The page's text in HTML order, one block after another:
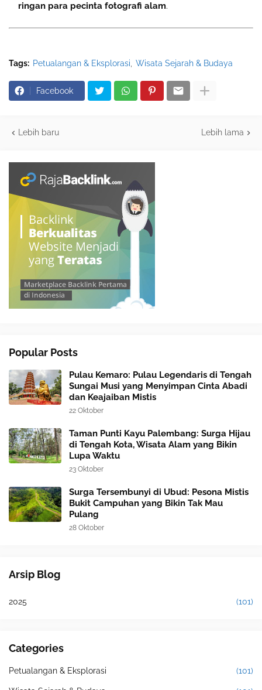
ringan para pecinta fotografi alam.
Tags: Petualangan & Eksplorasi Wisata Sejarah & Budaya
Facebook
Lebih baru Lebih lama
Popular Posts
Pulau Kemaro: Pulau Legendaris di Tengah
Sungai Musi yang Menyimpan Cinta Abadi
dan Keajaiban Mistis
22 Oktober
Taman Punti Kayu Palembang: Surga Hijau
di Tengah Kota, Wisata Alam yang Bikin
Lupa Waktu
23 Oktober
Surga Tersembunyi di Ubud: Pesona Mistis
Bukit Campuhan yang Bikin Tak Mau
Pulang
28 Oktober
Arsip Blog
2025 (101)
Categories
Petualangan & Eksplorasi (101)